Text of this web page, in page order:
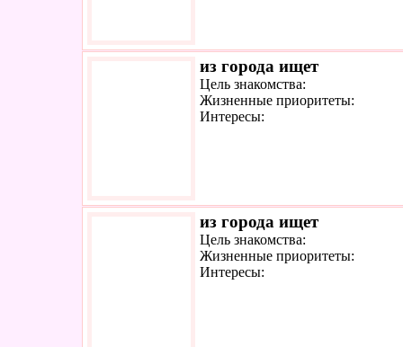
из города ищет
Цель знакомства:
Жизненные приоритеты:
Интересы:
из города ищет
Цель знакомства:
Жизненные приоритеты:
Интересы: